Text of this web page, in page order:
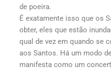
de poeira.
É exatamente isso que os
obter, eles que estão
qual de vez em quando se
aos Santos. Há um modo
manifesta como um